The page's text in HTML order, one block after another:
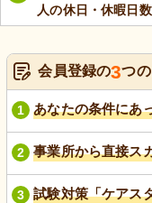
人の休日・休暇日
会員登録の3つ
1 あなたの条件にあ
2 事業所から直接ス
3 試験対策「ケアス